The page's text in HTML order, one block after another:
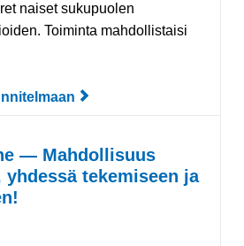
naiset sukupuolen
Toiminta mahdollistaisi
— Mahdollisuus
yhdessä tekemiseen ja